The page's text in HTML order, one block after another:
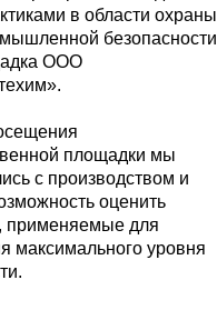
в области охраны
ООО
площадки мы
с производством и
оценить
применяемые для
максимального уровня